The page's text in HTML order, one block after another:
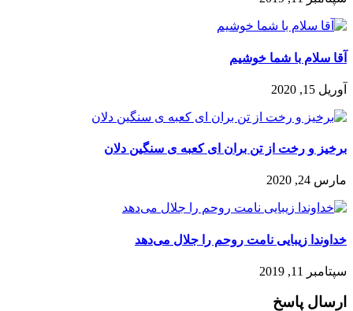
آقا سلام با شما خوشیم
آوریل 15, 2020
برخیز و رخت از تن بران ای کعبه ی سنگین دلان
مارس 24, 2020
خداوندا زیبایی نامت روحم را جلال می‌دهد
سپتامبر 11, 2019
ارسال پاسخ